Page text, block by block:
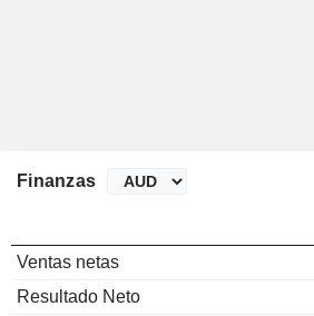
Finanzas
Ventas netas
Resultado Neto